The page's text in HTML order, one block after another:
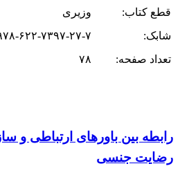
قطع کتاب:
وزیری
شابک:
۹۷۸-۶۲۲-۷۳۹۷-۲۷-
تعداد صفحه:
۷۸
رابطه بین باورهای ارتباطی و
رضایت جنسی